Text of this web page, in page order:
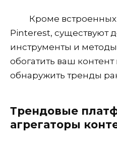
Кроме
Pinterest, существуют
инструменты и
обогатить ваш
обнаружить тренды
Трендовые
агрегаторы